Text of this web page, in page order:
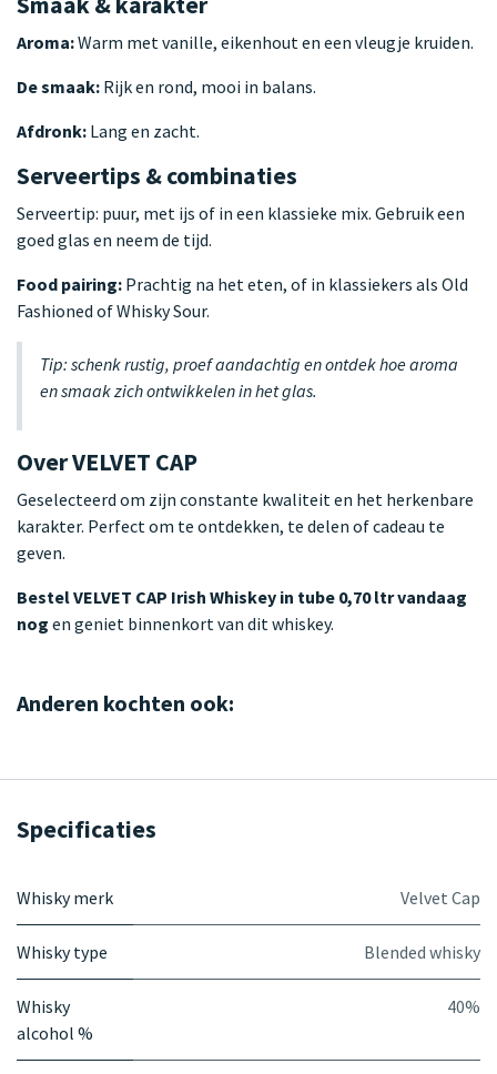
Aroma:Warm met vanille, eikenhout en een vleugje kruiden.
De smaak: Rijk en rond, mooi in balans.
Afdronk: Lang en zacht.
Serveertips & combinaties
Serveertip: puur, met ijs of in een klassieke mix. Gebruik een
goed glas en neem de tijd.
Food pairing: Prachtig na het eten, of in klassiekers als Old
Fashioned of Whisky Sour.
Tip: schenk rustig, proef aandachtig en ontdek hoe aroma
en smaak zich ontwikkelen in het glas.
Over VELVET CAP
Geselecteerd om zijn constante kwaliteit en het herkenbare
karakter. Perfect om te ontdekken, te delen of cadeau te
geven.
Bestel VELVET CAP Irish Whiskey in tube 0,70 ltr vandaag
nog en geniet binnenkort van dit whiskey.
Anderen kochten ook:
Specificaties
Whisky merk Velvet Cap
Whisky type Blended whisky
Whisky
alcohol %
40%